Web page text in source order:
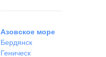
Азовское море
Бердянск
Геническ